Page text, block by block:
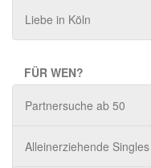
Liebe in Köln
FÜR WEN?
Partnersuche ab 50
Alleinerziehende Singles